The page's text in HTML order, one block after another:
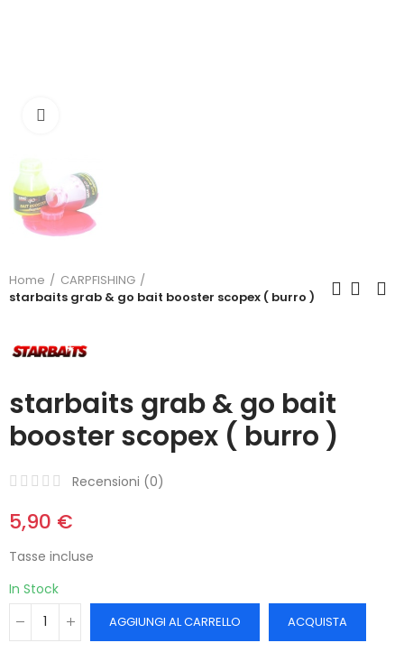
Home
CARPFISHING
starbaits grab & go bait booster scopex ( burro )
starbaits grab & go bait
booster scopex ( burro )
Recensioni (0)
5,90 €
Tasse incluse
In Stock
AGGIUNGI AL CARRELLO ACQUISTA